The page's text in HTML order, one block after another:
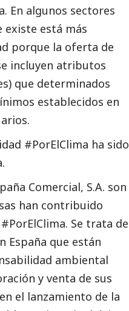
En algunos sectores
existe está más
porque la oferta de
incluyen atributos
que determinados
establecidos en
#PorElClima ha sido
Comercial, S.A. son
han contribuido
Se trata de
España que están
ambiental
y venta de sus
el lanzamiento de la